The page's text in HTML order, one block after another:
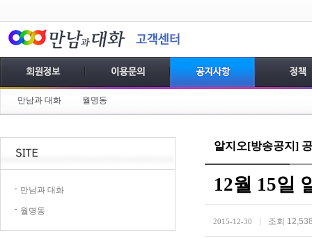
만남과 대화 월명동
만남과 대화
월명동
알지오[방송공지]
12월 15일
2015-12-30 조회